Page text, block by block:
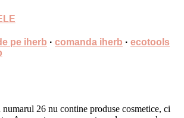
pe iherb · comanda iherb · ecotools
26 nu contine produse cosmetice, ci